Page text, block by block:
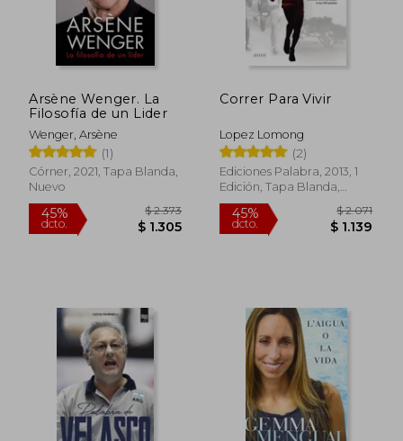
Arsène Wenger. La
Filosofía de un Lider
Wenger, Arsène
(1)
Córner, 2021, Tapa Blanda,
Nuevo
45%
dcto. $ 1.305
Correr Para Vivir
Lopez Lomong
(2)
Ediciones Palabra, 2013, 1
Edición, Tapa Blanda,
Nuevo
45%
dcto.